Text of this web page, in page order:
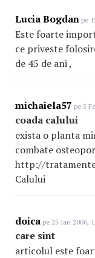
Lucia Bogdan pe
Este foarte
ce priveste
de 45 de ani ,
michaiela57 pe 5
coada calului
exista o planta
combate
http://
Calului
doica pe 25 Ian 2006,
care sint
articolul este